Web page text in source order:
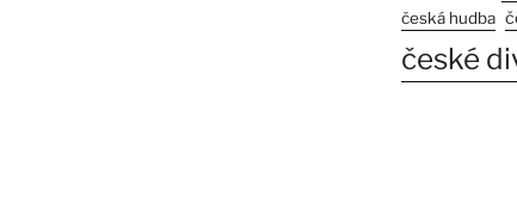
česká hudba
české